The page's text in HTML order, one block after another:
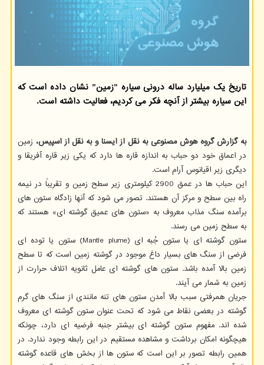
تاریخ یک میلیارد ساله درونی سیاره ˮزمینˮ نشان داده است که
این سیاره بیشتر از آنچه فکر می کردیم، فعالیت داشته است.
به گزارش گروه هوش مصنوعی به نقل از ایسنا و به نقل از اسپیس، زمین
در اعماق خود دو حباب به اندازه قاره ها دارد که یکی زیر قاره آفریقا و
دیگری زیر اقیانوس آرام است.
این حباب ها در عمق 2900 کیلومتری زیر سطح زمین و تقریباً در نیمه
راه بین سطح و مرکز آن هستند. تصور می شود که آنها زادگاه ستون های
برآمده سنگ مذاب معروف به «ستون های عمیق گوشته ای» هستند که
به سطح زمین می رسند.
ستون گوشته ای یا ستون جُبه ای (Mantle plume) ستون یا توده ای
فرضی از سنگ های بسیار داغ موجود در گوشته زمین است که تا سطح
زمین بالا آمده باشد. ستون های گوشته ای عامل ثانویه اتلاف حرارت از
زمین به شمار می آیند.
جریان همرفتی سبب بالا آمدن ستون های تنه مانندی از سنگ های گرم
گوشته در بعضی نقاط می شود که تحت عنوان ستون گوشته ای معروف
شده اند. مفهوم ستون گوشته ای بیشتر جنبه فرضیه ای دارد، چونکه
هیچگونه امکان برداشت و مشاهده مستقیم در این رابطه وجود ندارد. در
همین رابطه تصور بر این است که ستون ها از بخش های قاعده گوشته